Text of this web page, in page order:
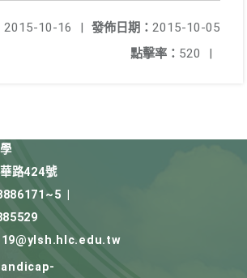
發佈日期： 2015-10-05
2015-10-16
|
點擊率： 520 |
路424號